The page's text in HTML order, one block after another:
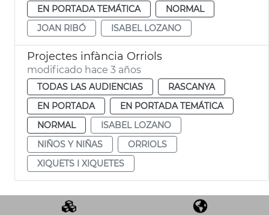
EN PORTADA TEMÁTICA
NORMAL
JOAN RIBÓ
ISABEL LOZANO
Projectes infància Orriols
modificado hace 3 años
TODAS LAS AUDIENCIAS
RASCANYA
EN PORTADA
EN PORTADA TEMÁTICA
NORMAL
ISABEL LOZANO
NIÑOS Y NIÑAS
ORRIOLS
XIQUETS I XIQUETES